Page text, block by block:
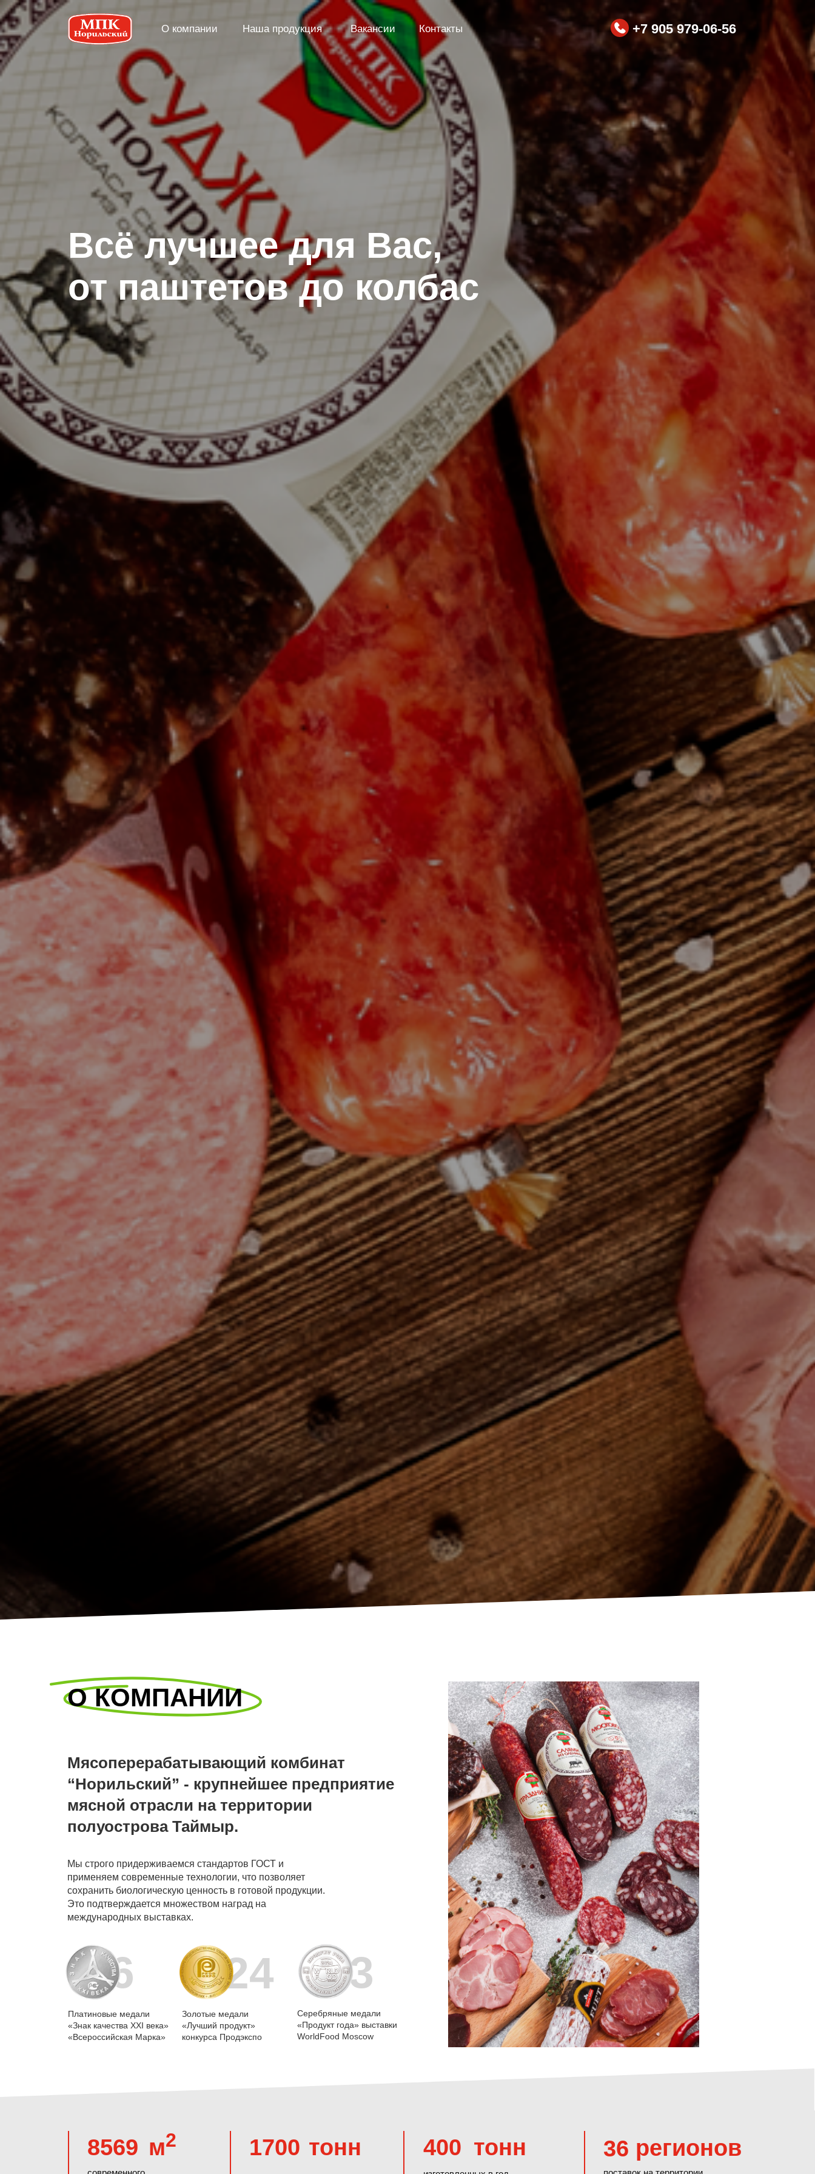
Контакты
Вакансии
Наша продукция
О компании +7 905 979-06-56
Вcё лучшее для Вас,
от паштетов до колбас
О КОМПАНИИ
Мы строго придерживаемся стандартов ГОСТ и
применяем современные технологии, что позволяет
сохранить биологическую ценность в готовой продукции.
Это подтверждается множеством наград на
международных выставках.
Мясоперерабатывающий комбинат
“Норильский” - крупнейшее предприятие
мясной отрасли на территории
полуострова Таймыр.
Серебряные медали
«Продукт года» выставки
WorldFood Moscow
Золотые медали
«Лучший продукт»
конкурса Продэкспо
Платиновые медали
«Знак качества XXI века»
«Всероссийская Марка»
3
24
6
400 тонн
1700 тонн 36 регионов
м2
8569